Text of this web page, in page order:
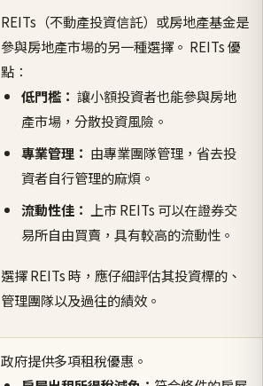
REITs（不動產投資信託）或房地產基金是
參與房地產市場的另一種選擇。 REITs 優
點：
低門檻： 讓小額投資者也能參與房地
產市場，分散投資風險。
專業管理： 由專業團隊管理，省去投
資者自行管理的麻煩。
流動性佳：
上市 REITs 可以在證券交
易所自由買賣，具有較高的流動性。
選擇 REITs 時，應仔細評估其投資標的、
管理團隊以及過往的績效。
政府提供多項租稅優惠。